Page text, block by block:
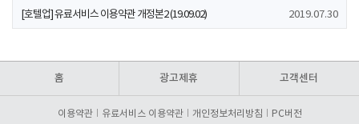
[호텔업] 유료서비스 이용약관 개정본2 (19.09.02) 2019.07.30
홈 광고제휴 고객센터
이용약관 유료서비스 이용약관 개인정보처리방침 PC버전